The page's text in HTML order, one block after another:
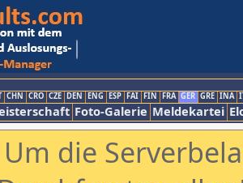
CHN CRO CZE DEN ENG ESP FAI FIN FRA GER GRE INA
Foto-Galerie Meldekartei
die